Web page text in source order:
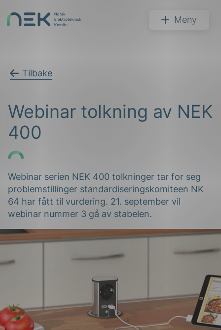
NEK Meny
Tilbake
Webinar tolkning av NEK
400
Webinar serien NEK 400 tolkninger tar for seg
problemstillinger standardiseringskomiteen NK
64 har fått til vurdering. 21. september vil
webinar nummer 3 gå av stabelen.